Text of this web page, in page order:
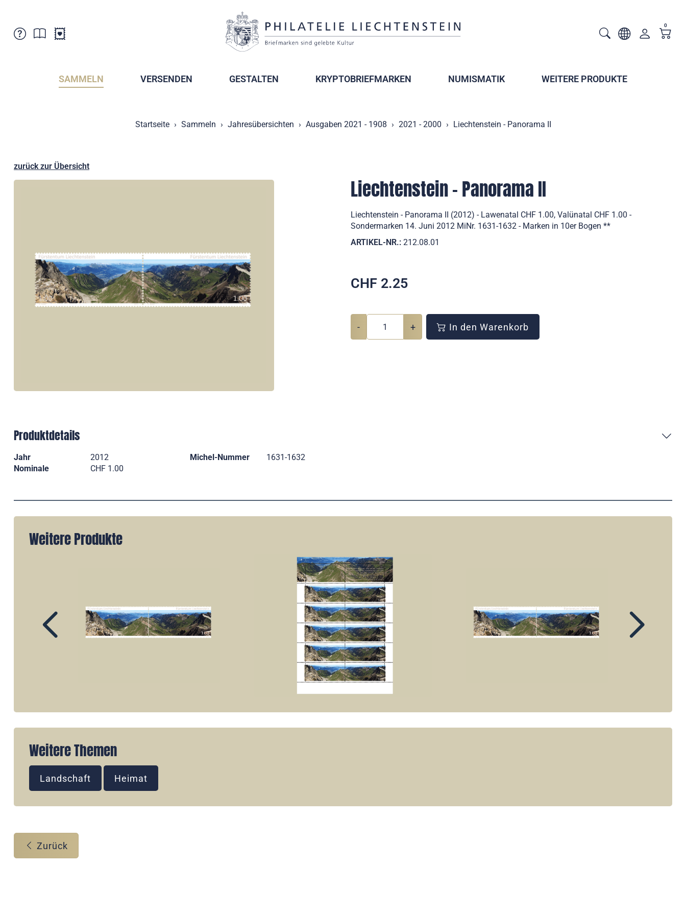
Verkaufsstellen
Postcrossing
Abonnemente
0
SAMMELN VERSENDEN GESTALTEN KRYPTOBRIEFMARKEN NUMISMATIK WEITERE PRODUKTE
Startseite Sammeln Jahresübersichten Ausgaben 2021 - 1908 2021 - 2000 Liechtenstein - Panorama II
zurück zur Übersicht
Liechtenstein - Panorama II
Liechtenstein - Panorama II (2012) - Lawenatal CHF 1.00, Valünatal CHF 1.00 -
Sondermarken 14. Juni 2012 MiNr. 1631-1632 - Marken in 10er Bogen **
ARTIKEL-NR.: 212.08.01
CHF 2.25
- + In den Warenkorb
Produktdetails
Jahr 2012 Michel-Nummer
1631-1632
Nominale
CHF 1.00
Weitere Produkte
Weitere Themen
Landschaft Heimat
Zurück